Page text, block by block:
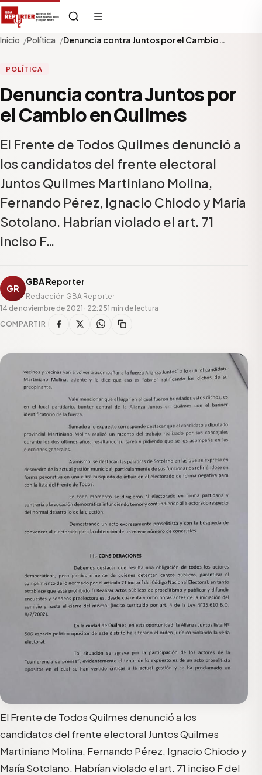
Inicio Política Denuncia contra Juntos por el Cambio…
POLÍTICA
Denuncia contra Juntos por
el Cambio en Quilmes
El Frente de Todos Quilmes denunció a
los candidatos del frente electoral
Juntos Quilmes Martiniano Molina,
Fernando Pérez, Ignacio Chiodo y María
Sotolano. Habrían violado el art. 71
inciso F…
GR
GBA Reporter
Redacción GBA Reporter
14 de noviembre de 2021 · 22:251 min de lectura
COMPARTIR
El Frente de Todos Quilmes denunció a los
candidatos del frente electoral Juntos Quilmes
Martiniano Molina, Fernando Pérez, Ignacio Chiodo y
María Sotolano. Habrían violado el art. 71 inciso F del